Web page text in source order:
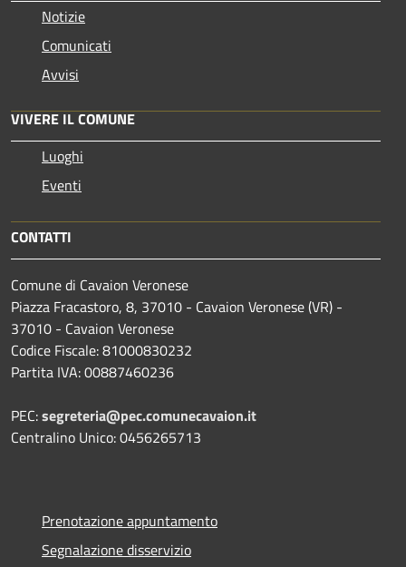
Notizie
Comunicati
Avvisi
VIVERE IL COMUNE
Luoghi
Eventi
CONTATTI
Comune di Cavaion Veronese
Piazza Fracastoro, 8, 37010 - Cavaion Veronese (VR) -
37010 - Cavaion Veronese
Codice Fiscale: 81000830232
Partita IVA: 00887460236
PEC:segreteria@pec.comunecavaion.it
Centralino Unico: 0456265713
Prenotazione appuntamento
Segnalazione disservizio